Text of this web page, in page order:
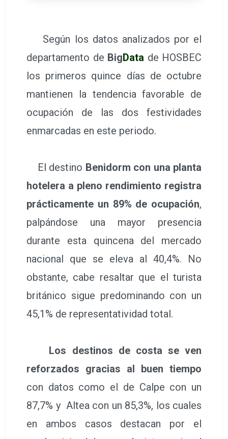
Según los datos analizados por el
departamento de BigData de HOSBEC
los primeros quince días de octubre
mantienen la tendencia favorable de
ocupación de las dos festividades
enmarcadas en este periodo.
El destino Benidorm con una planta
hotelera a pleno rendimiento registra
prácticamente un 89% de ocupación,
palpándose una mayor presencia
durante esta quincena del mercado
nacional que se eleva al 40,4%. No
obstante, cabe resaltar que el turista
británico sigue predominando con un
45,1% de representatividad total.
Los destinos de costa se ven
reforzados gracias al buen tiempo
con datos como el de Calpe con un
87,7% y Altea con un 85,3%, los cuales
en ambos casos destacan por el